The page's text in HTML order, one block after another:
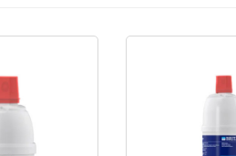
kontroller estetiği
bir şekilde çevirerek buhar
her hareketi hem basit hem